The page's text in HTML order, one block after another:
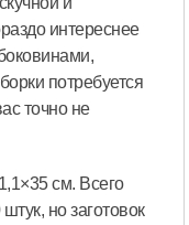
интереснее
потребуется
точно не
см. Всего
но заготовок